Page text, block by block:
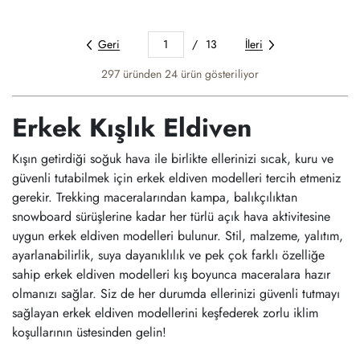
Geri 1 / 13
İleri
297 üründen 24 ürün gösteriliyor
Erkek Kışlık Eldiven
Kışın getirdiği soğuk hava ile birlikte ellerinizi sıcak, kuru ve
güvenli tutabilmek için erkek eldiven modelleri tercih etmeniz
gerekir. Trekking maceralarından kampa, balıkçılıktan
snowboard sürüşlerine kadar her türlü açık hava aktivitesine
uygun erkek eldiven modelleri bulunur. Stil, malzeme, yalıtım,
ayarlanabilirlik, suya dayanıklılık ve pek çok farklı özelliğe
sahip erkek eldiven modelleri kış boyunca maceralara hazır
olmanızı sağlar. Siz de her durumda ellerinizi güvenli tutmayı
sağlayan erkek eldiven modellerini keşfederek zorlu iklim
koşullarının üstesinden gelin!